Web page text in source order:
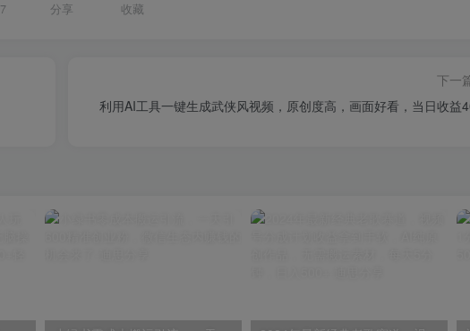
7 分享 收藏
下一
利用AI工具一键生成武侠风视频，原创度高，画面好看，当日收益